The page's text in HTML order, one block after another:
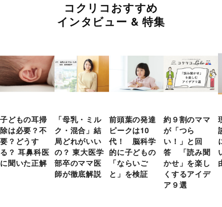
コクリコおすすめ
インタビュー & 特集
子どもの耳掃
除は必要？不
要？どうす
る？ 耳鼻科医
に聞いた正解
「母乳・ミル
ク・混合」結
局どれがいい
の？ 東大医学
部卒のママ医
師が徹底解説
前頭葉の発達
ピークは10
代！ 脳科学
的に子どもの
「ならいご
と」を検証
約９割のママ
が「つら
い！」と回
答 「読み聞
かせ」を楽し
くするアイデ
ア９選